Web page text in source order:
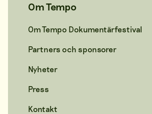
Om Tempo
Om Tempo Dokumentärfestival
Partners och sponsorer
Nyheter
Press
Kontakt